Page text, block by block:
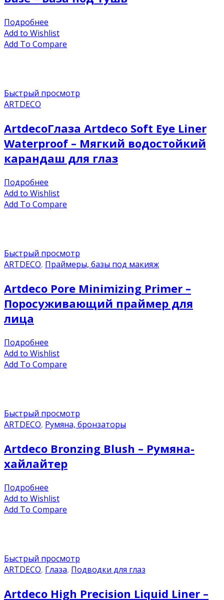
Подробнее
Add to Wishlist
Add To Compare
Быстрый просмотр
ARTDECO
ArtdecoГлаза Artdeco Soft Eye Liner
Waterproof – Мягкий водостойкий
карандаш для глаз
Подробнее
Add to Wishlist
Add To Compare
Быстрый просмотр
ARTDECO, Праймеры, базы под макияж
Artdeco Pore Minimizing Primer –
Поросуживающий праймер для
лица
Подробнее
Add to Wishlist
Add To Compare
Быстрый просмотр
ARTDECO, Румяна, бронзаторы
Artdeco Bronzing Blush – Румяна-
хайлайтер
Подробнее
Add to Wishlist
Add To Compare
Быстрый просмотр
ARTDECO, Глаза, Подводки для глаз
Artdeco High Precision Liquid Liner –